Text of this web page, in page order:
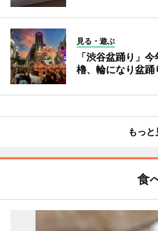
見る・遊ぶ
「渋谷盆踊り」
櫓、輪になり盆踊
もっと
食